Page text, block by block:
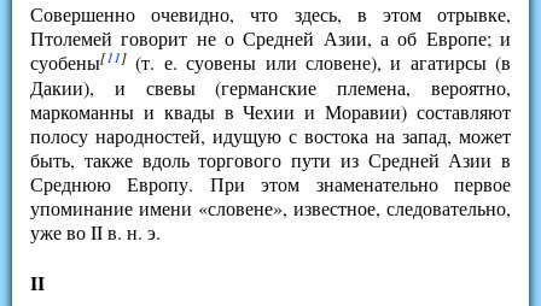
Совершенно очевидно, что здесь, в этом отрывке,
Птолемей говорит не о Средней Азии, а об Европе; и
суобены[11] (т. е. суовены или словене), и агатирсы (в
Дакии), и свевы (германские племена, вероятно,
маркоманны и квады в Чехии и Моравии) составляют
полосу народностей, идущую с востока на запад, может
быть, также вдоль торгового пути из Средней Азии в
Среднюю Европу. При этом знаменательно первое
упоминание имени «словене», известное, следовательно,
уже во II в. н. э.
II